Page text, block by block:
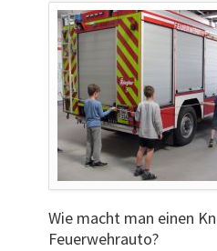
Wie macht man einen
Feuerwehrauto?